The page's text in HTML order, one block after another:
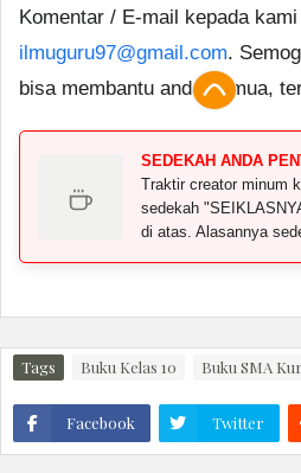
Komentar / E-mail kepada kami
ilmuguru97@gmail.com.
bisa membantu anda semua,
SEDEKAH ANDA
Traktir creator minum
sedekah
di atas. Alasannya
Tags Buku Kelas 10 Buku SMA
Facebook Twitter